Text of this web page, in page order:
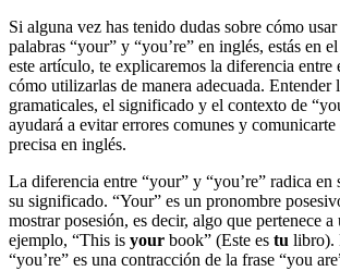
Si alguna vez has tenido dudas sobre cómo
palabras “your” y “you’re” en inglés, estás en
este artículo, te explicaremos la diferencia entre
cómo utilizarlas de manera adecuada. Entender
gramaticales, el significado y el contexto de
ayudará a evitar errores comunes y comunicarte
precisa en inglés.
La diferencia entre “your” y “you’re” radica en
su significado. “Your” es un pronombre
mostrar posesión, es decir, algo que pertenece a
ejemplo, “This is your book” (Este es tu libro).
“you’re” es una contracción de la frase “you